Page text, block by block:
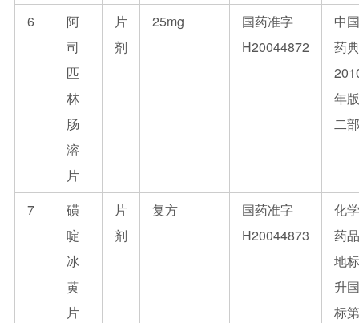
6
阿
司
匹
林
肠
溶
片
片
剂
25mg
国药准字
H20044872
中国
药典
年版
二部
7
磺
啶
冰
黄
片
片
剂
复方
国药准字
H20044873
化学
药品
地标
升国
标第